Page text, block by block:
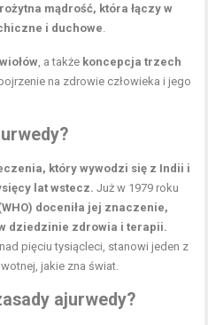
mądrość, która łączy w
i duchowe
, a także koncepcja trzech
na zdrowie człowieka i jego
który wywodzi się z Indii i
lat wstecz. Już w 1979 roku
doceniła jej znaczenie,
dziedzinie zdrowia i terapii.
pięciu tysiącleci, stanowi jeden z
jakie zna świat.
ajurwedy?